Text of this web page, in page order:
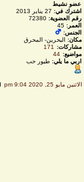
عضو نشيط
اشترك في:27 يناير 2013
رقم العضوية:72380
العمر: 45
الجنس:
مكان:البحرين- المحرق
مشاركات:
171
مواضيع:
44
اربي ما يلي:طيور حب
الاثنين مايو 25, 2020 9:04 pm